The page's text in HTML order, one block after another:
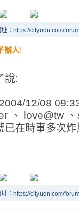
址：https://city.udn.com/
辦人!
說:
12/08
、 love@tw
已在時事多次
址：https://city.udn.com/